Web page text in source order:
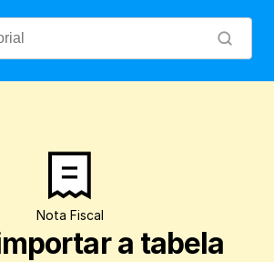
Nota Fiscal
a tabela